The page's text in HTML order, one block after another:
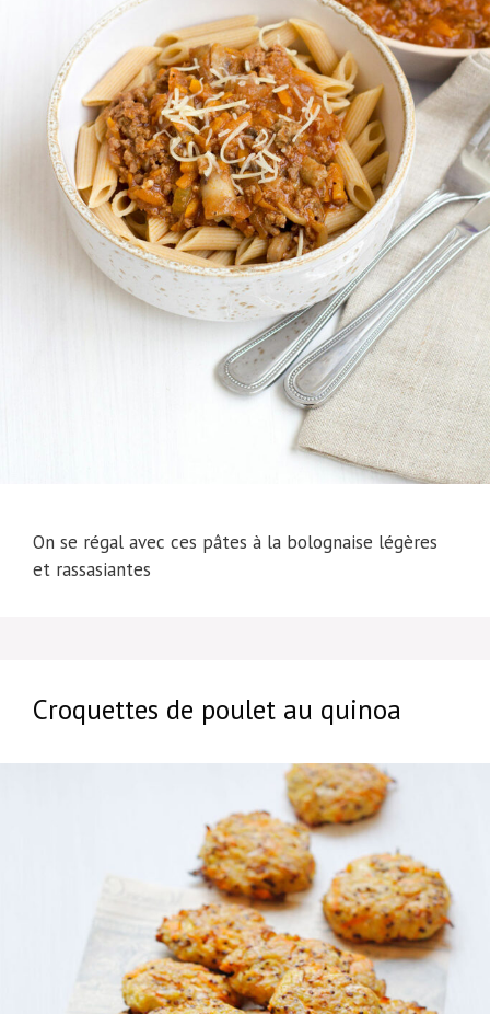
On se régal avec ces pâtes à la bolognaise légères
et rassasiantes
Croquettes de poulet au quinoa